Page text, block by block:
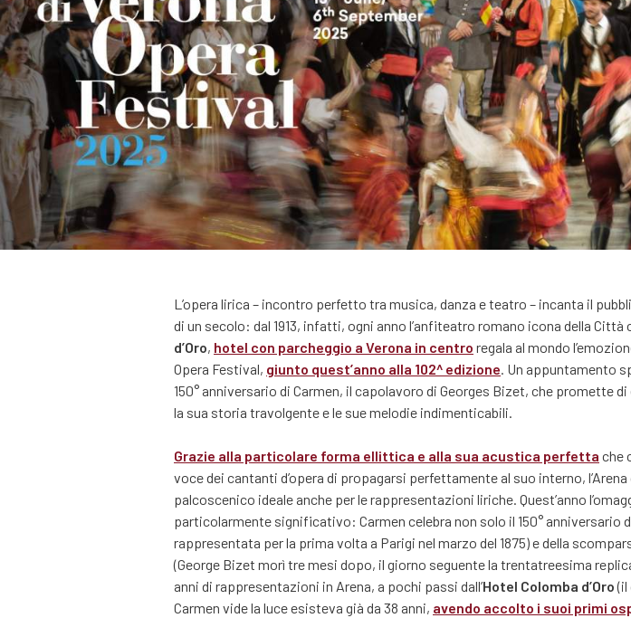
L’opera lirica – incontro perfetto tra musica, danza e teatro – incanta il
di un secolo: dal 1913, infatti, ogni anno l’anfiteatro romano icona della Città
d’Oro, hotel con parcheggio a Verona in centro regala al mondo
Opera Festival, giunto quest’anno alla 102^ edizione. Un appuntamento
150° anniversario di Carmen, il capolavoro di Georges Bizet, che promette
la sua storia travolgente e le sue melodie indimenticabili.
Grazie alla particolare forma ellittica e alla sua acustica perfetta che
voce dei cantanti d’opera di propagarsi perfettamente al suo interno,
palcoscenico ideale anche per le rappresentazioni liriche. Quest’anno
particolarmente significativo: Carmen celebra non solo il 150° anniversario
rappresentata per la prima volta a Parigi nel marzo del 1875) e della
(George Bizet morì tre mesi dopo, il giorno seguente la trentatreesima
anni di rappresentazioni in Arena, a pochi passi dall’Hotel Colomba d’Oro(il
Carmen vide la luce esisteva già da 38 anni, avendo accolto i suoi primi